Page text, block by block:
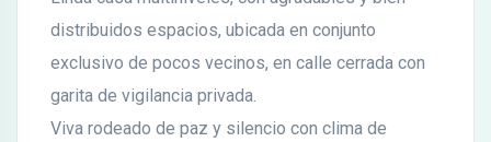
distribuidos espacios, ubicada en conjunto
exclusivo de pocos vecinos, en calle cerrada con
garita de vigilancia privada.
Viva rodeado de paz y silencio con clima de